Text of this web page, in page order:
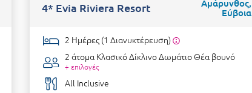
4* Evia Riviera Resort
Αμάρυνθος,
Εύβοια
2 Ημέρες (1 Διανυκτέρευση)
2 άτομα Κλασικό Δίκλινο Δωμάτιο Θέα βουνό
+ επιλογές
All Inclusive